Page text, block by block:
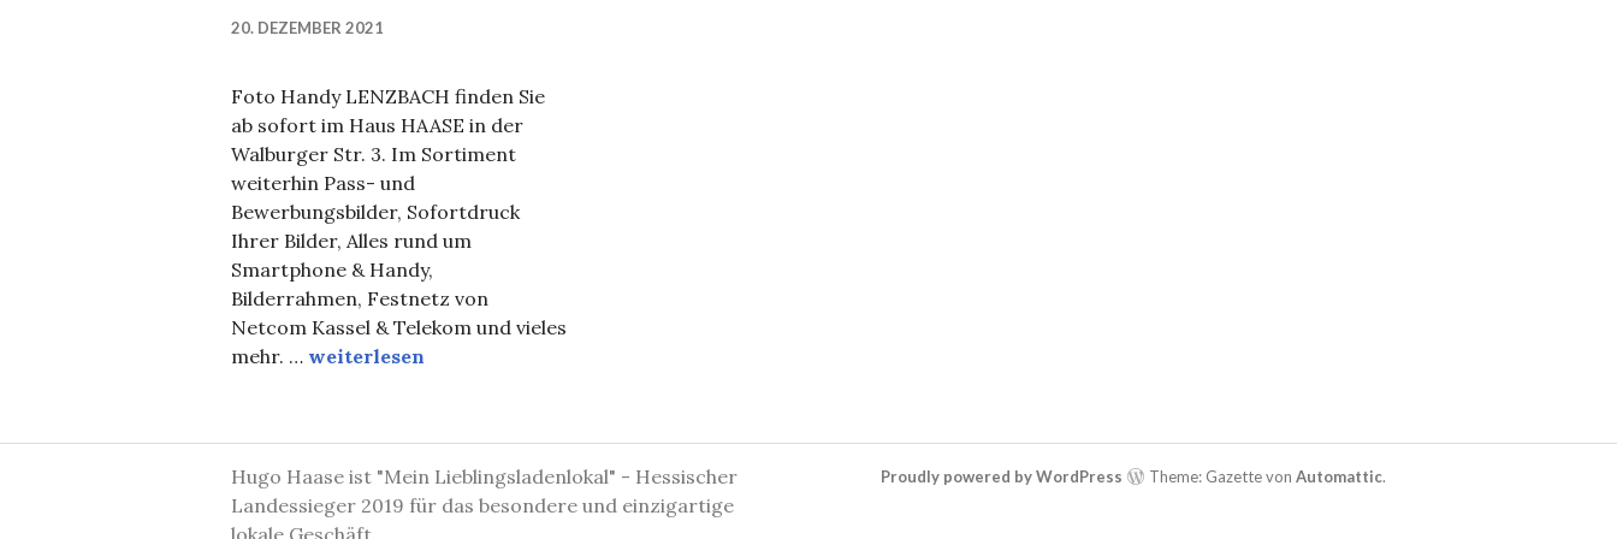
20. DEZEMBER 2021
Foto Handy LENZBACH finden Sie
ab sofort im Haus HAASE in der
Walburger Str. 3. Im Sortiment
weiterhin Pass- und
Bewerbungsbilder, Sofortdruck
Ihrer Bilder, Alles rund um
Smartphone & Handy,
Bilderrahmen, Festnetz von
Netcom Kassel & Telekom und vieles
mehr. … LENZBACH bei HAASE
weiterlesen
Hugo Haase ist "Mein Lieblingsladenlokal" - Hessischer
Landessieger 2019 für das besondere und einzigartige
lokale Geschäft.
Proudly powered by WordPress Theme: Gazette von Automattic.